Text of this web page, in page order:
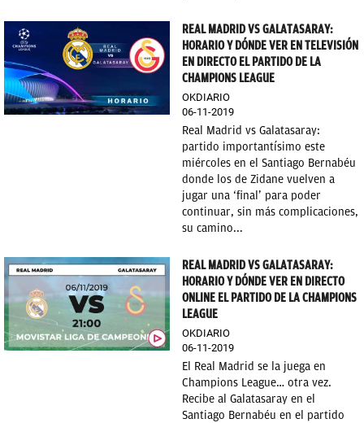
REAL MADRID VS GALATASARAY:
HORARIO Y DÓNDE VER EN TELEVISIÓN
EN DIRECTO EL PARTIDO DE LA
CHAMPIONS LEAGUE
OKDIARIO
06-11-2019
Real Madrid vs Galatasaray:
partido importantísimo este
miércoles en el Santiago Bernabéu
donde los de Zidane vuelven a
jugar una ‘final’ para poder
continuar, sin más complicaciones,
su camino...
REAL MADRID VS GALATASARAY:
HORARIO Y DÓNDE VER EN DIRECTO
ONLINE EL PARTIDO DE LA CHAMPIONS
LEAGUE
OKDIARIO
06-11-2019
El Real Madrid se la juega en
Champions League… otra vez.
Recibe al Galatasaray en el
Santiago Bernabéu en el partido